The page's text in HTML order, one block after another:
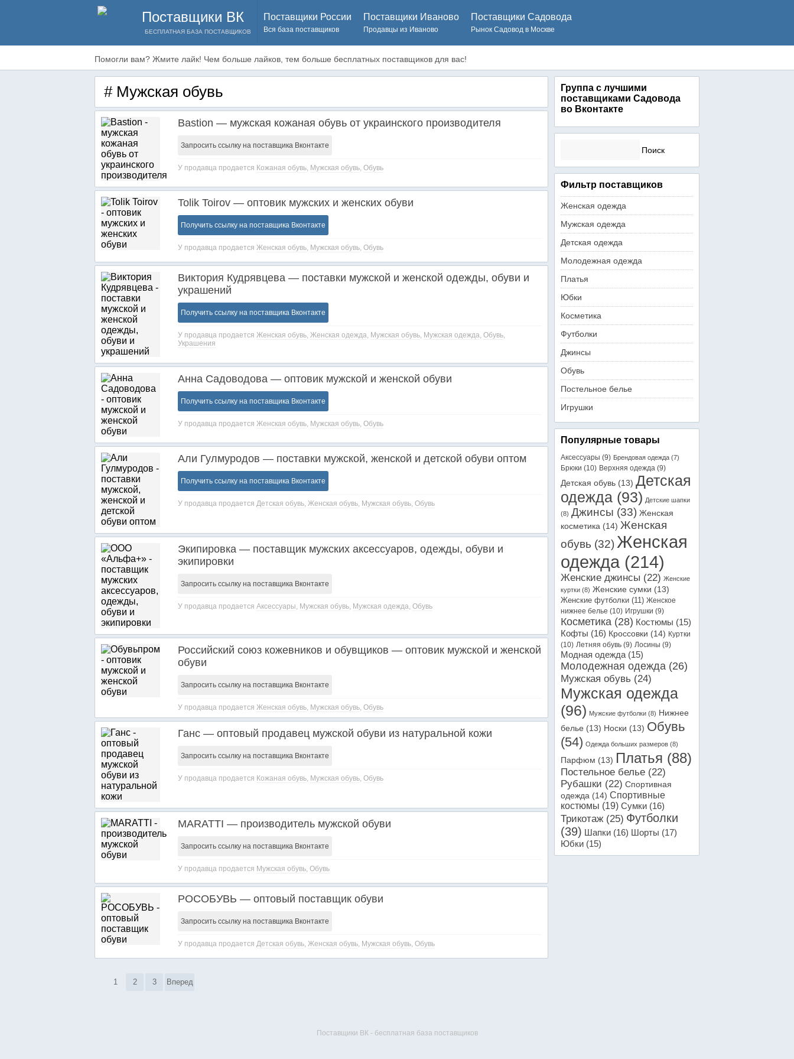
Поставщики ВК
БЕСПЛАТНАЯ БАЗА ПОСТАВЩИКОВ
Поставщики России
Вся база поставщиков
Поставщики Иваново
Продавцы из Иваново
Поставщики Садовода
Рынок Садовод в Москве
Помогли вам? Жмите лайк! Чем больше лайков, тем больше бесплатных поставщиков для вас!
# Мужская обувь
Bastion — мужская кожаная обувь от украинского производителя
Запросить ссылку на поставщика Вконтакте
У продавца продается Кожаная обувь, Мужская обувь, Обувь
Tolik Toirov — оптовик мужских и женских обуви
Получить ссылку на поставщика Вконтакте
У продавца продается Женская обувь, Мужская обувь, Обувь
Виктория Кудрявцева — поставки мужской и женской одежды, обуви и
украшений
Получить ссылку на поставщика Вконтакте
У продавца продается Женская обувь, Женская одежда, Мужская обувь, Мужская одежда, Обувь,
Украшения
Анна Садоводова — оптовик мужской и женской обуви
Получить ссылку на поставщика Вконтакте
У продавца продается Женская обувь, Мужская обувь, Обувь
Али Гулмуродов — поставки мужской, женской и детской обуви оптом
Получить ссылку на поставщика Вконтакте
У продавца продается Детская обувь, Женская обувь, Мужская обувь, Обувь
Экипировка — поставщик мужских аксессуаров, одежды, обуви и
экипировки
Запросить ссылку на поставщика Вконтакте
У продавца продается Аксессуары, Мужская обувь, Мужская одежда, Обувь
Российский союз кожевников и обувщиков — оптовик мужской и женской
обуви
Запросить ссылку на поставщика Вконтакте
У продавца продается Женская обувь, Мужская обувь, Обувь
Ганс — оптовый продавец мужской обуви из натуральной кожи
Запросить ссылку на поставщика Вконтакте
У продавца продается Кожаная обувь, Мужская обувь, Обувь
MARATTI — производитель мужской обуви
Запросить ссылку на поставщика Вконтакте
У продавца продается Мужская обувь, Обувь
РОСОБУВЬ — оптовый поставщик обуви
Запросить ссылку на поставщика Вконтакте
У продавца продается Детская обувь, Женская обувь, Мужская обувь, Обувь
1 2 3 Вперед
Группа с лучшими
поставщиками Садовода
во Вконтакте
Фильтр поставщиков
Женская одежда
Мужская одежда
Детская одежда
Молодежная одежда
Платья
Юбки
Косметика
Футболки
Джинсы
Обувь
Постельное белье
Игрушки
Популярные товары
Аксессуары (9) Брендовая одежда (7)
Брюки (10) Верхняя одежда (9)
Детская обувь (13) Детская
одежда (93) Детские шапки
(8) Джинсы (33) Женская
косметика (14) Женская
обувь (32) Женская
одежда (214)
Женские джинсы (22) Женские
куртки (8) Женские сумки (13)
Женские футболки (11) Женское
нижнее белье (10) Игрушки (9)
Косметика (28) Костюмы (15)
Кофты (16) Кроссовки (14) Куртки
(10) Летняя обувь (9) Лосины (9)
Модная одежда (15)
Молодежная одежда (26)
Мужская обувь (24)
Мужская одежда
(96) Мужские футболки (8) Нижнее
белье (13) Носки (13) Обувь
(54) Одежда больших размеров (8)
Парфюм (13) Платья (88)
Постельное белье (22)
Рубашки (22) Спортивная
одежда (14) Спортивные
костюмы (19) Сумки (16)
Трикотаж (25) Футболки
(39) Шапки (16) Шорты (17)
Юбки (15)
Поставщики ВК - бесплатная база поставщиков